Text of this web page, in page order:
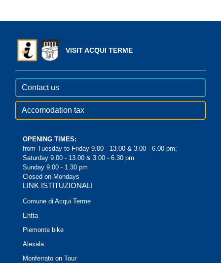
VISIT ACQUI TERME
Contact us
Accomodation tax
OPENING TIMES:
from Tuesday to Friday 9.00 - 13.00 & 3.00 - 6.00 pm;
Saturday 9.00 - 13.00 & 3.00 - 6.30 pm
Sunday 9.00 - 1.30 pm
Closed on Mondays
LINK ISTITUZIONALI
Comune di Acqui Terme
Ehtta
Piemonte bike
Alexala
Monferrato on Tour